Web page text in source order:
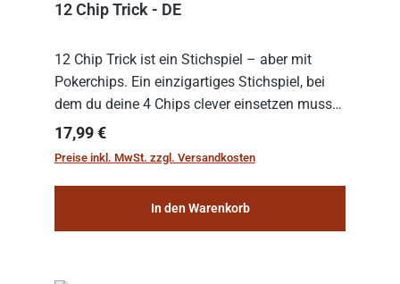
12 Chip Trick - DE
12 Chip Trick ist ein Stichspiel – aber mit
Pokerchips. Ein einzigartiges Stichspiel, bei
dem du deine 4 Chips clever einsetzen musst.
Wer die Chips mit dem höchsten Gesamtwert
hat, gewinnt die Runde. Aber Vorsicht: D...
Regulärer Preis:
17,99 €
Preise inkl. MwSt. zzgl. Versandkosten
In den Warenkorb